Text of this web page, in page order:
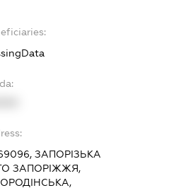
ЗАПОРІЗЬКА
ЗАПОРІЖЖЯ,